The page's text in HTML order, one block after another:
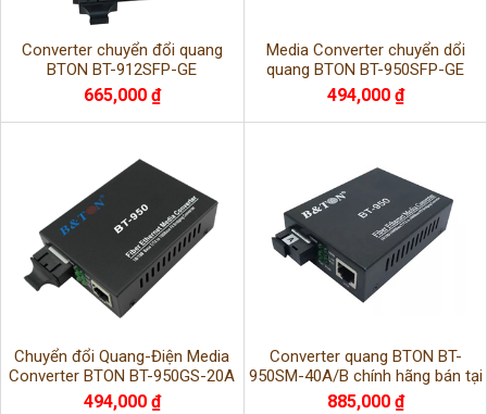
Converter chuyển đổi quang
BTON BT-912SFP-GE
665,000 ₫
Media Converter chuyển dổi
quang BTON BT-950SFP-GE
494,000 ₫
Chuyển đổi Quang-Điện Media
Converter BTON BT-950GS-20A
494,000 ₫
Converter quang BTON BT-
950SM-40A/B chính hãng bán tại
Hà Nội
885,000 ₫